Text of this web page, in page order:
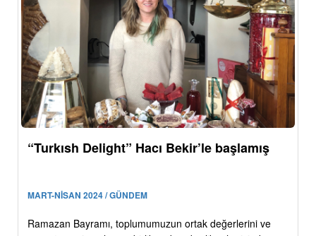
“Turkısh Delight” Hacı Bekir’le başlamış
MART-NİSAN 2024 / GÜNDEM
Ramazan Bayramı, toplumumuzun ortak değerlerini ve